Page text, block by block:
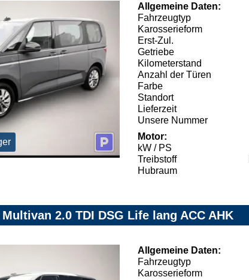
Allgemeine Daten:
Fahrzeugtyp
Karosserieform
Erst-Zul.
Getriebe
Kilometerstand
Anzahl der Türen
Farbe
Standort
Lieferzeit
Unsere Nummer
Motor:
kW / PS
Treibstoff
Hubraum
2.0 TDI DSG Life lang ACC AHK
Allgemeine Daten:
Fahrzeugtyp
Karosserieform